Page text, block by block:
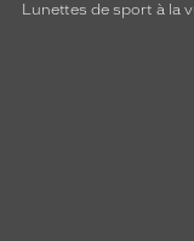
Lunettes de sport à la